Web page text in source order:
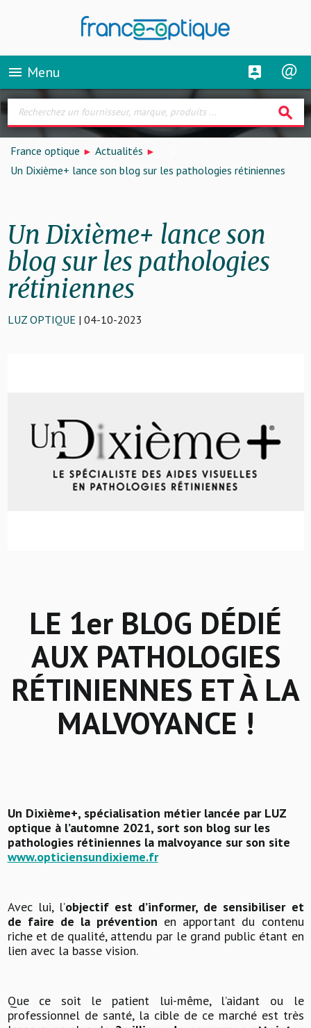
menu Menu
search
France optique
Actualités
Un Dixième+ lance son blog sur les pathologies rétiniennes
Un Dixième+ lance son
blog sur les pathologies
rétiniennes
LUZ OPTIQUE | 04-10-2023
LE 1er BLOG DÉDIÉ
AUX PATHOLOGIES
RÉTINIENNES ET À LA
MALVOYANCE !
Un Dixième+, spécialisation métier lancée par LUZ
optique à l’automne 2021, sort son blog sur les
pathologies rétiniennes la malvoyance sur son site
www.opticiensundixieme.fr
Avec lui, l’objectif est d’informer, de sensibiliser et
de faire de la prévention en apportant du contenu
riche et de qualité, attendu par le grand public étant en
lien avec la basse vision.
Que ce soit le patient lui-même, l’aidant ou le
professionnel de santé, la cible de ce marché est très